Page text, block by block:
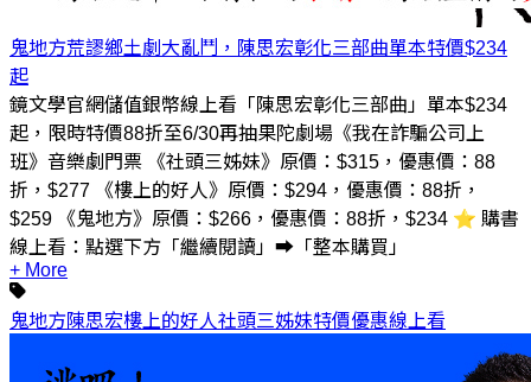
鬼地方荒謬鄉土劇大亂鬥，陳思宏彰化三部曲單本特價$234
起
鏡文學官網儲值銀幣線上看「陳思宏彰化三部曲」單本$234
起，限時特價88折至6/30再抽果陀劇場《我在詐騙公司上
班》音樂劇門票 《社頭三姊妹》原價：$315，優惠價：88
折，$277 《樓上的好人》原價：$294，優惠價：88折，
$259 《鬼地方》原價：$266，優惠價：88折，$234 ⭐ 購書
線上看：點選下方「繼續閱讀」➡︎「整本購買」
+ More
鬼地方陳思宏樓上的好人社頭三姊妹特價優惠線上看